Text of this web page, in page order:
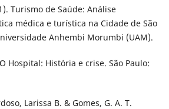
Turismo de Saúde: Análise
médica e turística na Cidade de São
Anhembi Morumbi (UAM).
Hospital: História e crise. São Paulo:
Larissa B. & Gomes, G. A. T.